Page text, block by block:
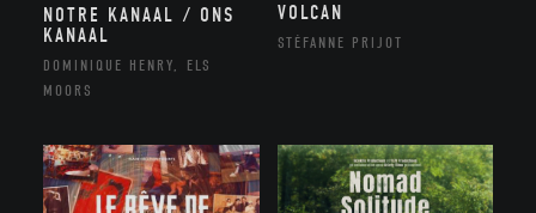
NOTRE KANAAL / ONS
KANAAL
DOMINIQUE HENRY, ELS
MOORS
VOLCAN
STÉFANNE PRIJOT